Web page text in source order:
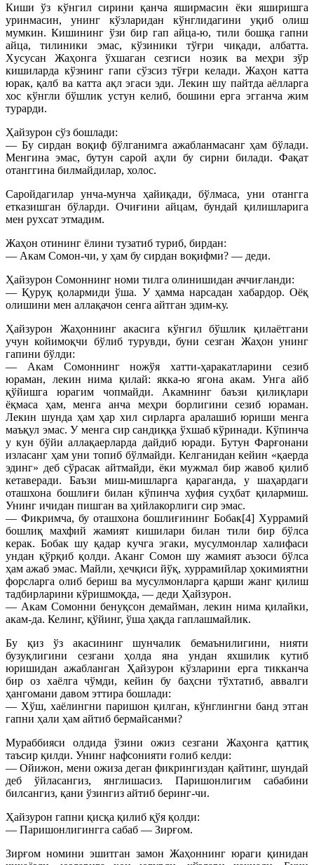
Киши ўз кўнгил сирини қанча яширмасин ёки яширишга
уринмасин, унинг кўзларидан кўнглидагини уқиб олиш
мумкин. Кишининг ўзи бир гап айца-ю, тили бошқа гапни
айца, тилиники эмас, кўзиники тўғри чиқади, албатта.
Xусусан Жаҳонга ўхшаган сезгиси нозик ва меҳри зўр
кишиларда кўзнинг гапи сўзсиз тўғри келади. Жаҳон катта
юрак, қалб ва катта ақл эгаси эди. Лекин шу пайтда аёлларга
хос кўнгли бўшлик устун келиб, бошини ерга эгганча жим
турарди.
Ҳайзурон сўз бошлади:
— Бу сирдан воқиф бўлганимга ажабланмасанг ҳам бўлади.
Менгина эмас, бутун сарой аҳли бу сирни билади. Фақат
отанггина билмайдилар, холос.
Саройдагилар унча-мунча ҳайиқади, бўлмаса, уни отангга
етказишган бўларди. Очиғини айцам, бундай қилишларига
мен рухсат этмадим.
Жаҳон отининг ёлини тузатиб туриб, бирдан:
— Акам Сомон-чи, у ҳам бу сирдан воқифми? — деди.
Ҳайзурон Сомоннинг номи тилга олинишидан аччиғланди:
— Қуруқ қолармиди ўша. У ҳамма нарсадан хабардор. Оёқ
олишини мен аллақачон сенга айтган эдим-ку.
Ҳайзурон Жаҳоннинг акасига кўнгил бўшлик қилаётгани
учун койимоқчи бўлиб турувди, буни сезган Жаҳон унинг
гапини бўлди:
— Акам Сомоннинг ножўя хатти-ҳаракатларини сезиб
юраман, лекин нима қилай: якка-ю ягона акам. Унга айб
қўйишга юрагим чопмайди. Акамнинг баъзи қилиқлари
ёқмаса ҳам, менга анча меҳри борлигини сезиб юраман.
Лекин шунда ҳам ҳар хил сирларга аралашиб юриши менга
маъқул эмас. У менга сир сандиққа ўхшаб кўринади. Кўпинча
у кун бўйи аллақаерларда дайдиб юради. Бутун Фарғонани
изласанг ҳам уни топиб бўлмайди. Келганидан кейин «қаерда
эдинг» деб сўрасак айтмайди, ёки мужмал бир жавоб қилиб
кетаверади. Баъзи миш-мишларга қараганда, у шаҳардаги
оташхона бошлиғи билан кўпинча хуфия суҳбат қилармиш.
Унинг ичидан пишган ва ҳийлакорлиги сир эмас.
— Фикримча, бу оташхона бошлиғининг Бобак[4] Xуррамий
бошлиқ махфий жамият кишилари билан тили бир бўлса
керак. Бобак шу қадар кучга эгаки, мусулмонлар халифаси
ундан қўрқиб қолди. Аканг Сомон шу жамият аъзоси бўлса
ҳам ажаб эмас. Майли, ҳечқиси йўқ, хуррамийлар ҳокимиятни
форсларга олиб бериш ва мусулмонларга қарши жанг қилиш
тадбирларини кўришмоқда, — деди Ҳайзурон.
— Акам Сомонни бенуқсон демайман, лекин нима қилайки,
акам-да. Келинг, қўйинг, ўша ҳақда гаплашмайлик.
Бу қиз ўз акасининг шунчалик бемаънилигини, нияти
бузуқлигини сезгани ҳолда яна ундан яхшилик кутиб
юришидан ажабланган Ҳайзурон кўзларини ерга тикканча
бир оз хаёлга чўмди, кейин бу баҳсни тўхтатиб, аввалги
ҳангомани давом эттира бошлади:
— Xўш, хаёлингни паришон қилган, кўнглингни банд этган
гапни ҳали ҳам айтиб бермайсанми?
Мураббияси олдида ўзини ожиз сезгани Жаҳонга қаттиқ
таъсир қилди. Унинг нафсонияти ғолиб келди:
— Ойижон, мени ожиза деган фикрингиздан қайтинг, шундай
деб ўйласангиз, янглишасиз. Паришонлигим сабабини
билсангиз, қани ўзингиз айтиб беринг-чи.
Ҳайзурон гапни қисқа қилиб қўя қолди:
— Паришонлигингга сабаб — Зирғом.
Зирғом номини эшитган замон Жаҳоннинг юраги қинидан